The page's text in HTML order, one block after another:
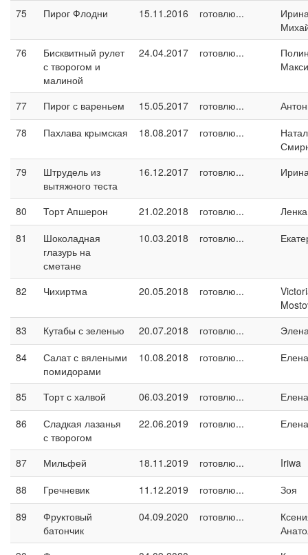
75 Пирог Флодни 15.11.2016 готовлю...
76
Бисквитный рулет
с творогом и
малиной
24.04.2017 готовлю...
77 Пирог с вареньем 15.05.2017 готовлю...
78
Пахлава крымская 18.08.2017 готовлю...
79
Штрудель из
вытяжного теста
16.12.2017 готовлю...
80 Торт Апшерон 21.02.2018 готовлю...
81
Шоколадная
глазурь на
сметане
10.03.2018 готовлю...
82 Чихиртма 20.05.2018 готовлю...
83
Кутабы с зеленью 20.07.2018 готовлю...
84
Салат с вялеными
помидорами
10.08.2018 готовлю...
85 Торт с халвой 06.03.2019 готовлю...
Елена
86
Сладкая лазанья
с творогом
22.06.2019 готовлю...
87 Мильфей 18.11.2019 готовлю...
Iriwa
88
Гречневик 11.12.2019 готовлю...
Зоя
89
Фруктовый
батончик
04.09.2020 готовлю...